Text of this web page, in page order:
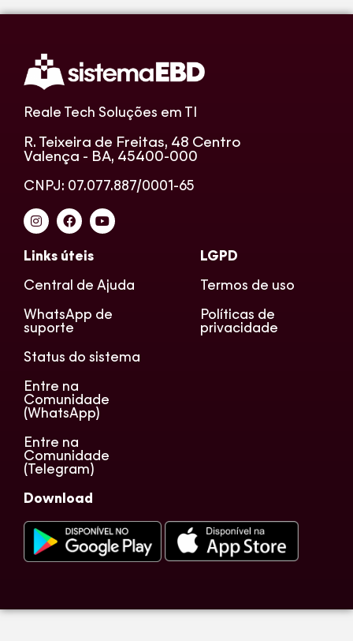
Reale Tech Soluções em TI
R. Teixeira de Freitas, 48 Centro
Valença - BA, 45400-000
CNPJ: 07.077.887/0001-65
Links úteis
Central de Ajuda
WhatsApp de
suporte
Status do sistema
Entre na
Comunidade
(WhatsApp)
Entre na
Comunidade
(Telegram)
LGPD
Termos de uso
Políticas de
privacidade
Download